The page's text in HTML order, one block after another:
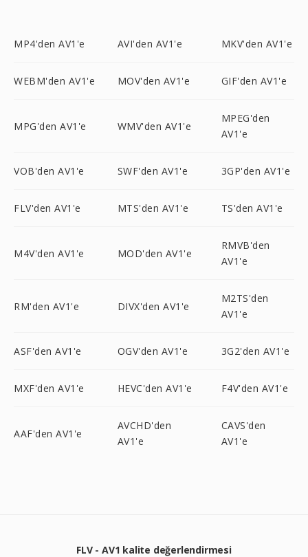
MP4'den AV1'e AVI'den AV1'e MKV'den AV1'e
WEBM'den AV1'e MOV'den AV1'e GIF'den AV1'e
MPG'den AV1'e WMV'den AV1'e
MPEG'den
AV1'e
VOB'den AV1'e SWF'den AV1'e 3GP'den AV1'e
FLV'den AV1'e MTS'den AV1'e TS'den AV1'e
M4V'den AV1'e MOD'den AV1'e
RMVB'den
AV1'e
RM'den AV1'e DIVX'den AV1'e
M2TS'den
AV1'e
ASF'den AV1'e OGV'den AV1'e 3G2'den AV1'e
MXF'den AV1'e HEVC'den AV1'e F4V'den AV1'e
AAF'den AV1'e
AVCHD'den
AV1'e
CAVS'den
AV1'e
FLV - AV1 kalite değerlendirmesi